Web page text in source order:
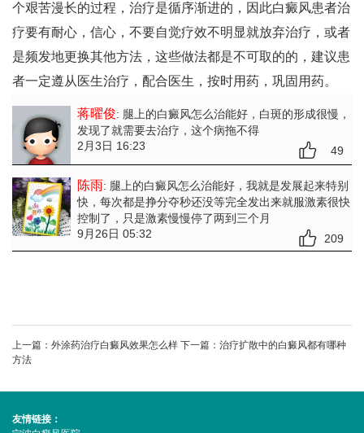
个艰苦漫长的过程，治疗是循序渐进的，因此白癜风患者治
疗要有耐心，信心，不要自觉疗效不明显就放弃治疗，或者
是频发地更换其他方法，这些做法都是不可取的的，建议患
者一定遵从医生治疗，配合医生，按时用药，巩固用药。
蒋曜俊: 腿上的白癜风怎么治能好，白斑的形成很慢，
发现了就需要去治疗，这个病拖不得
2月3日 16:23
49
陈雨: 腿上的白癜风怎么治能好，我就是发展起来特别
快，每次都是挣分夺秒还没等完全发出来就服激素很快
控制了，只是激素慢慢停了两到三个月
9月26日 05:32
209
上一篇： 外涂药治疗白癜风效果怎么样 下一篇： 治疗扩散中的白癜风都有哪种
方法
友情链接：